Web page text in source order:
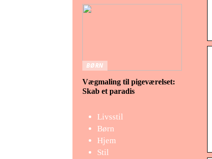
BØRN
Vægmaling til pigeværelset:
Skab et paradis
Livsstil
Børn
Hjem
Stil